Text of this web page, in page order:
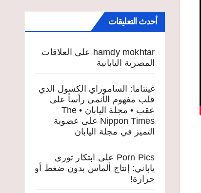
أحدث التعليقات
hamdy mokhtar على
العلاقات
المصرية اليابانية
غينتاما: الساموراي الكسول الذي
قلب مفهوم الأنمي رأساً على
عقب • مجلة اليابان • The
Nippon Times على عضوية
التميز في مجلة اليابان
Porn Pics على
ابتكار ثوري
ياباني: إنتاج ألماس بدون ضغط أو
حرارة!